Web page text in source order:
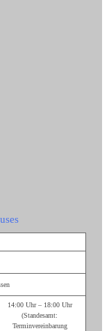
14:00 Uhr – 18:00 Uhr
(Standesamt:
Terminvereinbarung